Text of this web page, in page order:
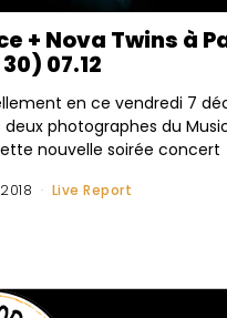
+ Nova Twins à
07.12
en ce vendredi 7
deux photographes du
nouvelle soirée concert
Live Report